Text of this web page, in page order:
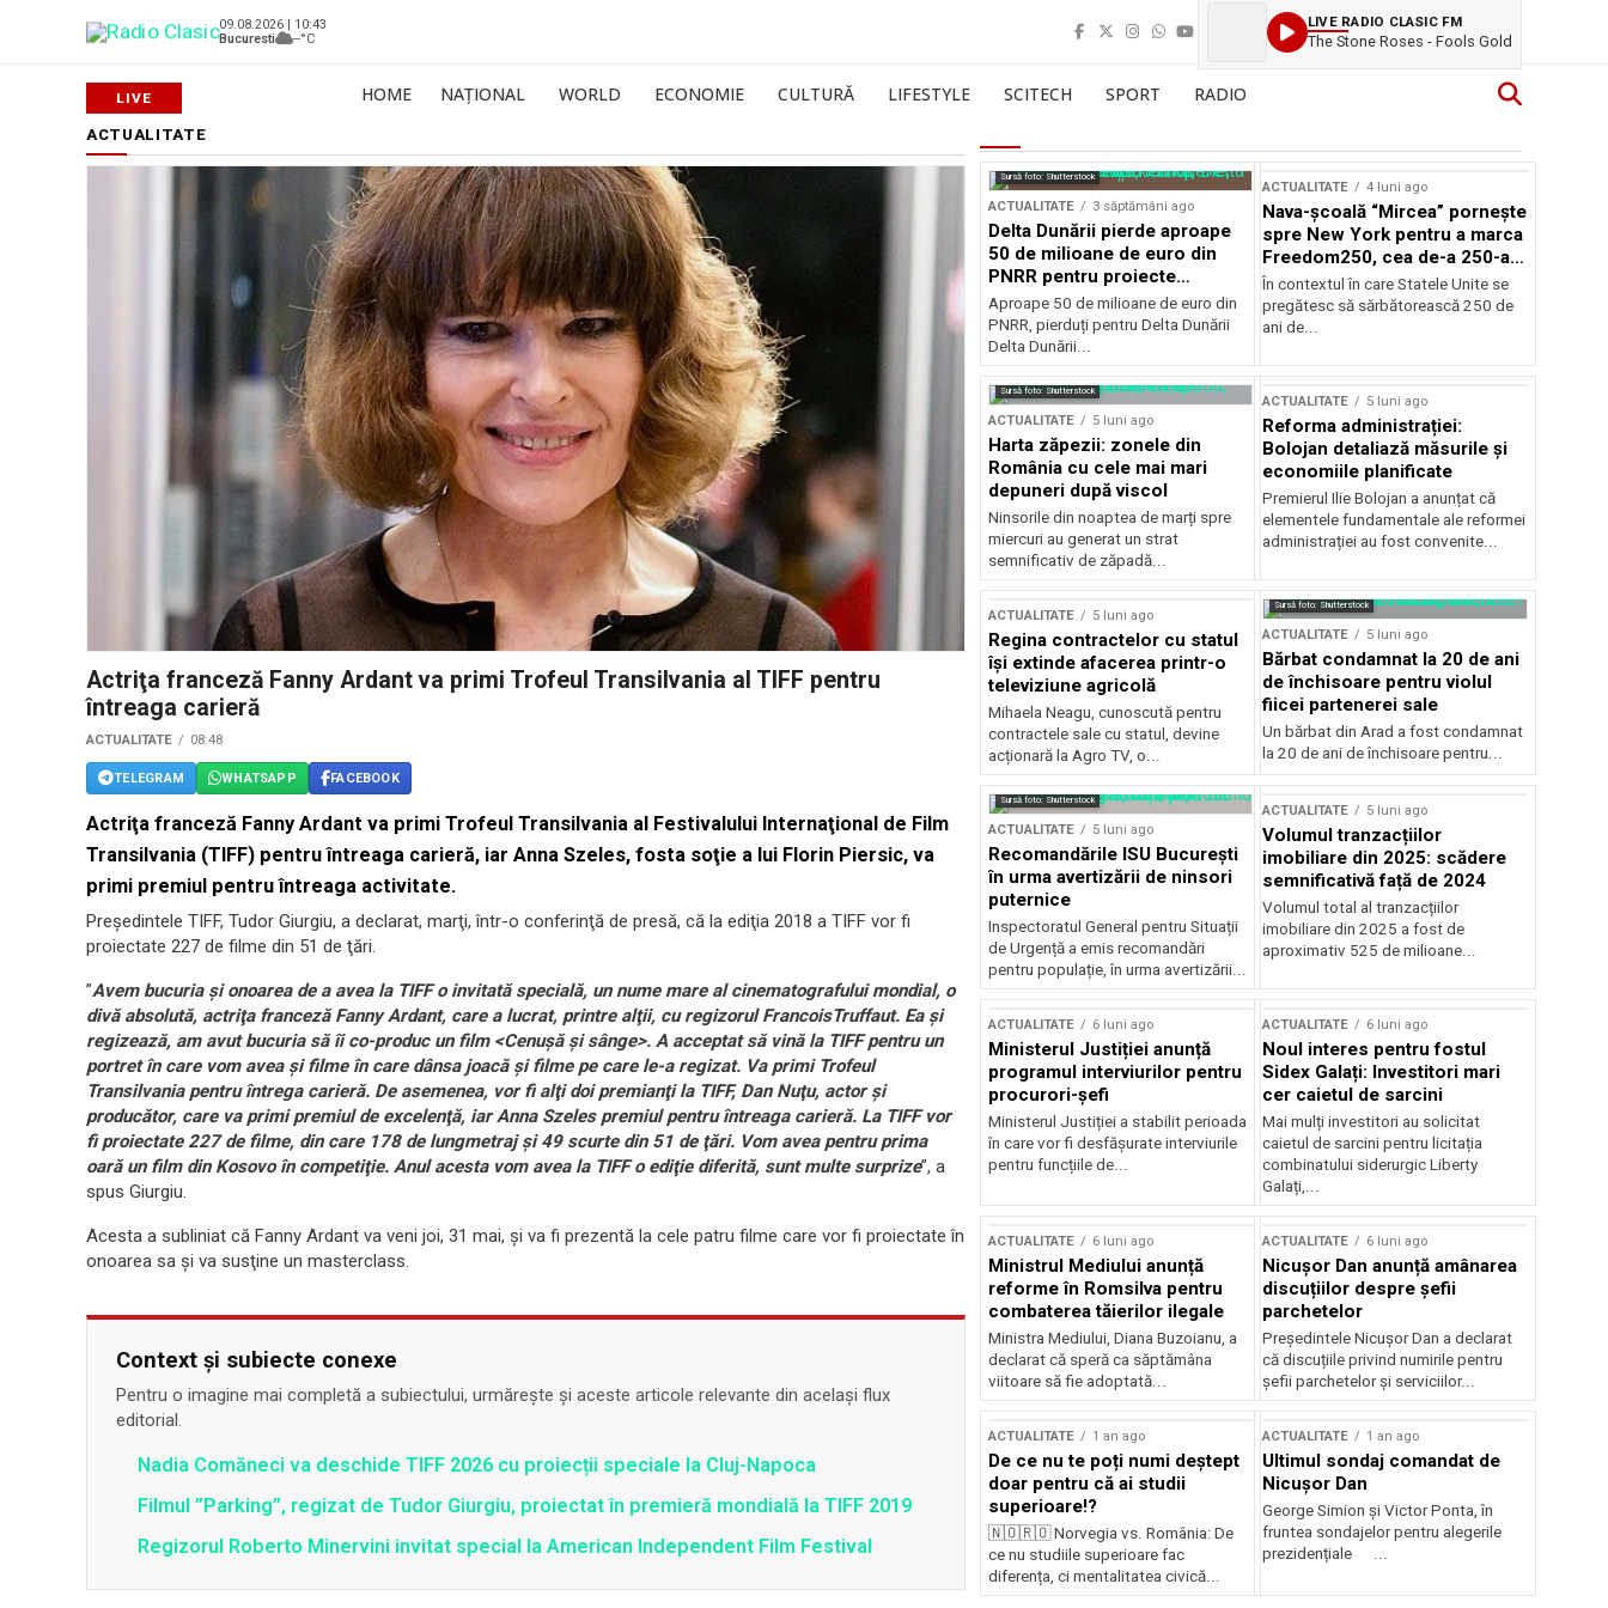
09.08.2026 | 10:43
Bucuresti
--°C
LIVE RADIO CLASIC FM
The Stone Roses - Fools Gold
HOME NAȚIONAL WORLD ECONOMIE CULTURĂ LIFESTYLE SCITECH SPORT RADIO
ACTUALITATE
Actriţa franceză Fanny Ardant va primi Trofeul Transilvania al TIFF pentru
întreaga carieră
ACTUALITATE 08:48
TELEGRAM WHATSAPP FACEBOOK
Actriţa franceză Fanny Ardant va primi Trofeul Transilvania al Festivalului Internaţional de Film
Transilvania (TIFF) pentru întreaga carieră, iar Anna Szeles, fosta soţie a lui Florin Piersic, va
primi premiul pentru întreaga activitate.
Preşedintele TIFF, Tudor Giurgiu, a declarat, marţi, într-o conferinţă de presă, că la ediţia 2018 a TIFF vor fi
proiectate 227 de filme din 51 de ţări.
”Avem bucuria şi onoarea de a avea la TIFF o invitată specială, un nume mare al cinematografului mondial, o
divă absolută, actriţa franceză Fanny Ardant, care a lucrat, printre alţii, cu regizorul FrancoisTruffaut. Ea şi
regizează, am avut bucuria să îi co-produc un film <Cenuşă şi sânge>. A acceptat să vină la TIFF pentru un
portret în care vom avea şi filme în care dânsa joacă şi filme pe care le-a regizat. Va primi Trofeul
Transilvania pentru întrega carieră. De asemenea, vor fi alţi doi premianţi la TIFF, Dan Nuţu, actor şi
producător, care va primi premiul de excelenţă, iar Anna Szeles premiul pentru întreaga carieră. La TIFF vor
fi proiectate 227 de filme, din care 178 de lungmetraj şi 49 scurte din 51 de ţări. Vom avea pentru prima
oară un film din Kosovo în competiţie. Anul acesta vom avea la TIFF o ediţie diferită, sunt multe surprize”, a
spus Giurgiu.
Acesta a subliniat că Fanny Ardant va veni joi, 31 mai, şi va fi prezentă la cele patru filme care vor fi proiectate în
onoarea sa şi va susţine un masterclass.
Context și subiecte conexe
Pentru o imagine mai completă a subiectului, urmărește și aceste articole relevante din același flux
editorial.
Nadia Comăneci va deschide TIFF 2026 cu proiecții speciale la Cluj-Napoca
Filmul ”Parking”, regizat de Tudor Giurgiu, proiectat în premieră mondială la TIFF 2019
Regizorul Roberto Minervini invitat special la American Independent Film Festival
Sursă foto: Shutterstock
ACTUALITATE 3 săptămâni ago
Delta Dunării pierde aproape
50 de milioane de euro din
PNRR pentru proiecte
esențiale
Aproape 50 de milioane de euro din
PNRR, pierduți pentru Delta Dunării
Delta Dunării...
ACTUALITATE 4 luni ago
Nava-școală “Mircea” pornește
spre New York pentru a marca
Freedom250, cea de-a 250-a
aniversare a Statelor Unite
În contextul în care Statele Unite se
pregătesc să sărbătorească 250 de
ani de...
Sursă foto: Shutterstock
ACTUALITATE 5 luni ago
Harta zăpezii: zonele din
România cu cele mai mari
depuneri după viscol
Ninsorile din noaptea de marți spre
miercuri au generat un strat
semnificativ de zăpadă...
ACTUALITATE 5 luni ago
Reforma administrației:
Bolojan detaliază măsurile și
economiile planificate
Premierul Ilie Bolojan a anunțat că
elementele fundamentale ale reformei
administrației au fost convenite...
ACTUALITATE 5 luni ago
Regina contractelor cu statul
își extinde afacerea printr-o
televiziune agricolă
Mihaela Neagu, cunoscută pentru
contractele sale cu statul, devine
acționară la Agro TV, o...
Sursă foto: Shutterstock
ACTUALITATE 5 luni ago
Bărbat condamnat la 20 de ani
de închisoare pentru violul
fiicei partenerei sale
Un bărbat din Arad a fost condamnat
la 20 de ani de închisoare pentru...
Sursă foto: Shutterstock
ACTUALITATE 5 luni ago
Recomandările ISU București
în urma avertizării de ninsori
puternice
Inspectoratul General pentru Situații
de Urgență a emis recomandări
pentru populație, în urma avertizării...
ACTUALITATE 5 luni ago
Volumul tranzacțiilor
imobiliare din 2025: scădere
semnificativă față de 2024
Volumul total al tranzacțiilor
imobiliare din 2025 a fost de
aproximativ 525 de milioane...
ACTUALITATE 6 luni ago
Ministerul Justiției anunță
programul interviurilor pentru
procurori-șefi
Ministerul Justiției a stabilit perioada
în care vor fi desfășurate interviurile
pentru funcțiile de...
ACTUALITATE 6 luni ago
Noul interes pentru fostul
Sidex Galați: Investitori mari
cer caietul de sarcini
Mai mulți investitori au solicitat
caietul de sarcini pentru licitația
combinatului siderurgic Liberty
Galați,...
ACTUALITATE 6 luni ago
Ministrul Mediului anunță
reforme în Romsilva pentru
combaterea tăierilor ilegale
Ministra Mediului, Diana Buzoianu, a
declarat că speră ca săptămâna
viitoare să fie adoptată...
ACTUALITATE 6 luni ago
Nicușor Dan anunță amânarea
discuțiilor despre șefii
parchetelor
Președintele Nicușor Dan a declarat
că discuțiile privind numirile pentru
șefii parchetelor și serviciilor...
ACTUALITATE 1 an ago
De ce nu te poți numi deștept
doar pentru că ai studii
superioare!?
🇳🇴🇷🇴 Norvegia vs. România: De
ce nu studiile superioare fac
diferența, ci mentalitatea civică...
ACTUALITATE 1 an ago
Ultimul sondaj comandat de
Nicușor Dan
George Simion și Victor Ponta, în
fruntea sondajelor pentru alegerile
prezidențiale ...